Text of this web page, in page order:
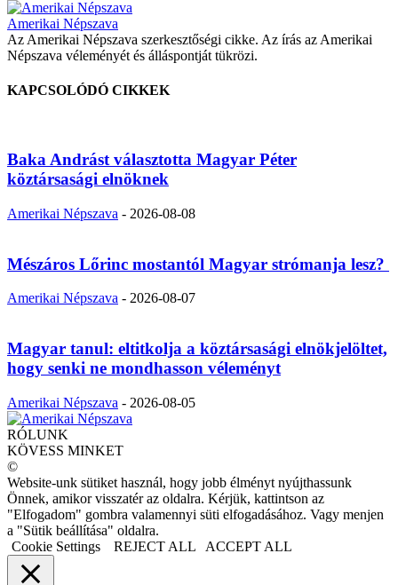
Amerikai Népszava
Az Amerikai Népszava szerkesztőségi cikke. Az írás az Amerikai
Népszava véleményét és álláspontját tükrözi.
KAPCSOLÓDÓ CIKKEK
Baka Andrást választotta Magyar Péter
köztársasági elnöknek
Amerikai Népszava - 2026-08-08
Mészáros Lőrinc mostantól Magyar strómanja lesz?
Amerikai Népszava - 2026-08-07
Magyar tanul: eltitkolja a köztársasági elnökjelöltet,
hogy senki ne mondhasson véleményt
Amerikai Népszava - 2026-08-05
RÓLUNK
KÖVESS MINKET
©
Website-unk sütiket használ, hogy jobb élményt nyújthassunk
Önnek, amikor visszatér az oldalra. Kérjük, kattintson az
"Elfogadom" gombra valamennyi süti elfogadásához. Vagy menjen
a "Sütik beállítása" oldalra.
Cookie Settings
REJECT ALL ACCEPT ALL